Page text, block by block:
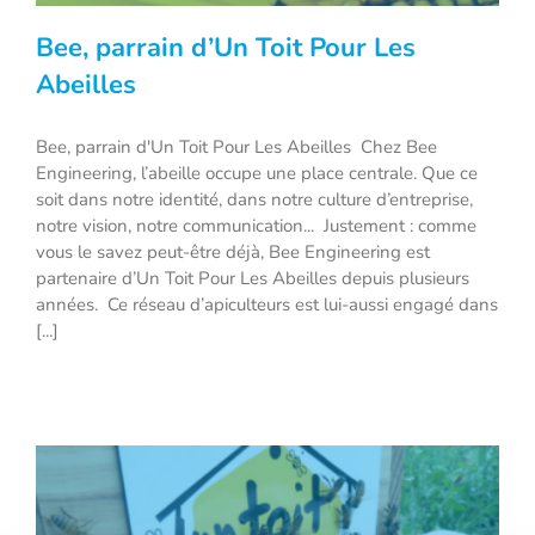
Bee, parrain d’Un Toit Pour Les Abeilles
Bee, parrain d’Un Toit Pour Les
Abeilles
Bee, parrain d'Un Toit Pour Les Abeilles Chez Bee
Engineering, l’abeille occupe une place centrale. Que ce
soit dans notre identité, dans notre culture d’entreprise,
notre vision, notre communication... Justement : comme
vous le savez peut-être déjà, Bee Engineering est
partenaire d’Un Toit Pour Les Abeilles depuis plusieurs
années. Ce réseau d’apiculteurs est lui-aussi engagé dans
[...]